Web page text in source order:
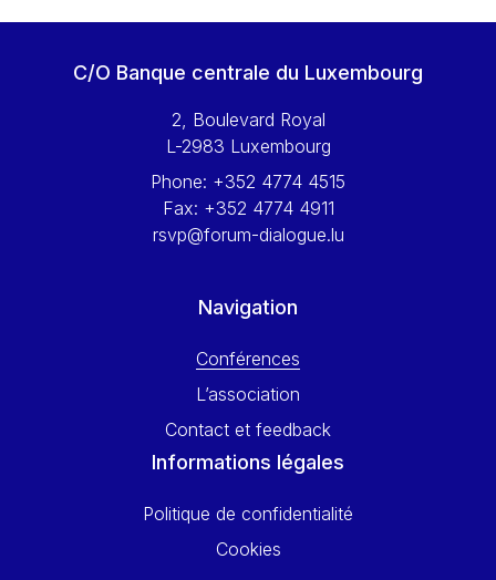
Walter Hagg
Wolfgang Ketterle
Yossi Beillin
Yves FRANCHET
C/O Banque centrale du Luxembourg
2, Boulevard Royal
L-2983 Luxembourg
Phone: +352 4774 4515
Fax: +352 4774 4911
rsvp@forum-dialogue.lu
Navigation
Conférences
L’association
Contact et feedback
Informations légales
Politique de confidentialité
Cookies